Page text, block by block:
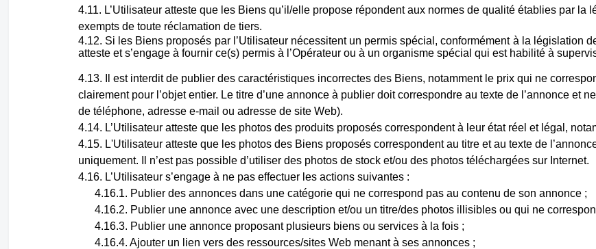
L’Utilisateur atteste que les Biens qu’il/elle propose répondent aux normes de qualité établies par
exempts de toute réclamation de tiers.
Si les Biens proposés par l’Utilisateur nécessitent un permis spécial, conformément à la législation
atteste et s’engage à fournir ce(s) permis à l’Opérateur ou à un organisme spécial qui est habilité à
Il est interdit de publier des caractéristiques incorrectes des Biens, notamment le prix qui ne
clairement pour l’objet entier. Le titre d’une annonce à publier doit correspondre au texte de l’annonce et
de téléphone, adresse e-mail ou adresse de site Web).
L’Utilisateur atteste que les photos des produits proposés correspondent à leur état réel et légal,
L'Utilisateur atteste que les photos des Biens proposés correspondent au titre et au texte de
uniquement. Il n’est pas possible d’utiliser des photos de stock et/ou des photos téléchargées sur Internet.
L’Utilisateur s’engage à ne pas effectuer les actions suivantes :
Publier des annonces dans une catégorie qui ne correspond pas au contenu de son annonce ;
Publier une annonce avec une description et/ou un titre/des photos illisibles ou qui ne
Publier une annonce proposant plusieurs biens ou services à la fois ;
Ajouter un lien vers des ressources/sites Web menant à ses annonces ;